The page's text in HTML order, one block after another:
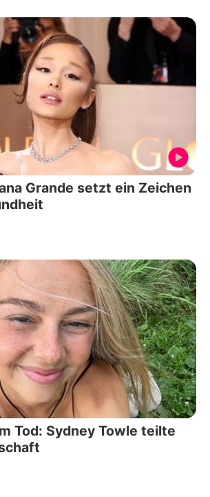
Grande setzt ein Zeichen
Tod: Sydney Towle teilte